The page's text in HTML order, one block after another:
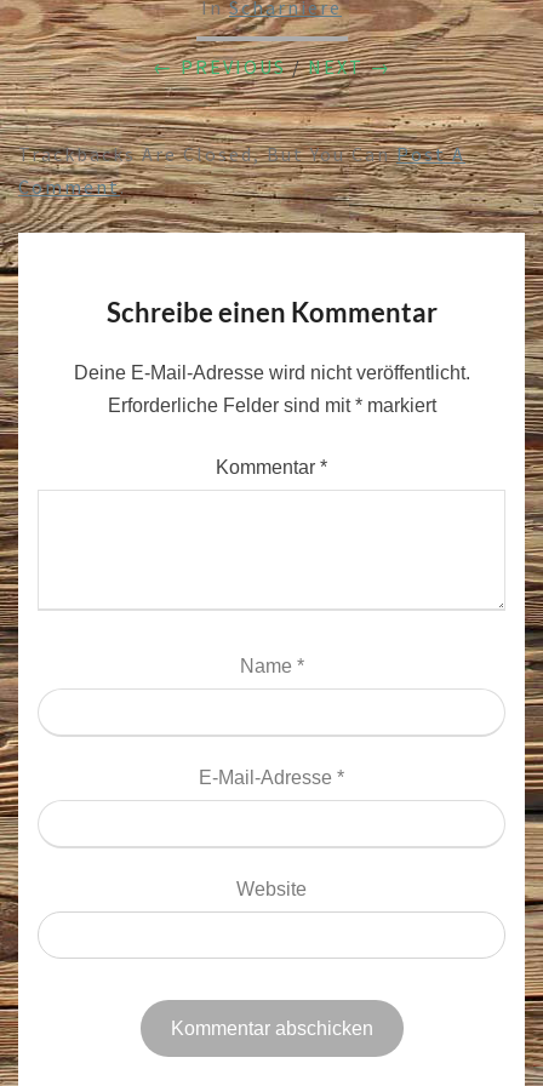
InScharniere
← PREVIOUS/NEXT →
Trackbacks Are Closed, But You CanPost A
Comment.
Schreibe einen Kommentar
Deine E-Mail-Adresse wird nicht veröffentlicht.
Erforderliche Felder sind mit*markiert
Kommentar *
Name *
E-Mail-Adresse *
Website